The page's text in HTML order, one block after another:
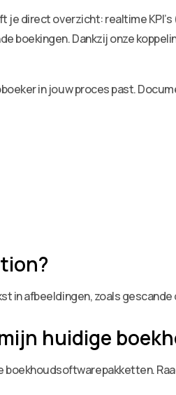
direct overzicht: realtime
boekingen. Dankzij onze
in jouw proces past.
in afbeeldingen, zoals
huidige